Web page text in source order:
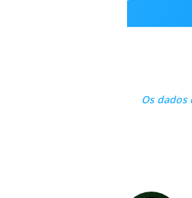
Os dados